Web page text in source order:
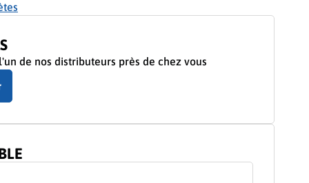
de nos distributeurs près de chez vous